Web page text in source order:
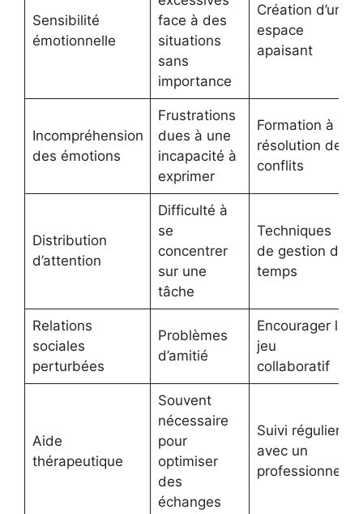
Sensibilité
émotionnelle
face à des
situations
sans
importance
Création d’un
espace
apaisant
Incompréhension
des émotions
Frustrations
dues à une
incapacité à
exprimer
Formation à la
résolution de
conflits
Distribution
d’attention
Difficulté à
se
concentrer
sur une
tâche
Techniques
de gestion du
temps
Relations
sociales
perturbées
Problèmes
d’amitié
Encourager le
jeu
collaboratif
Aide
thérapeutique
Souvent
nécessaire
pour
optimiser
des
échanges
Suivi régulier
avec un
professionnel